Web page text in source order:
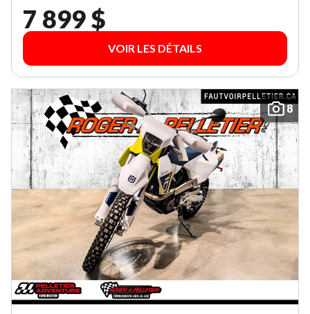
7 899 $
VOIR LES DÉTAILS
8